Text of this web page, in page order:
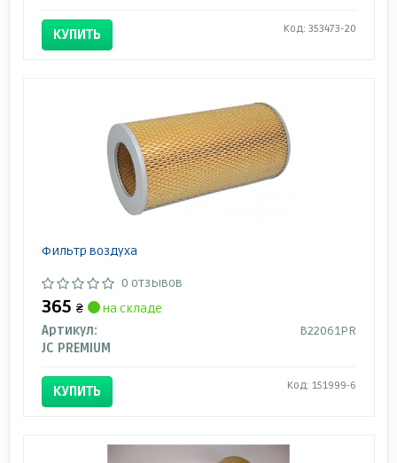
КУПИТЬ Код: 353473-20
Фильтр воздуха
0 отзывов
365 ₴
на складе
Артикул:
B22061PR
JC PREMIUM
КУПИТЬ Код: 151999-6